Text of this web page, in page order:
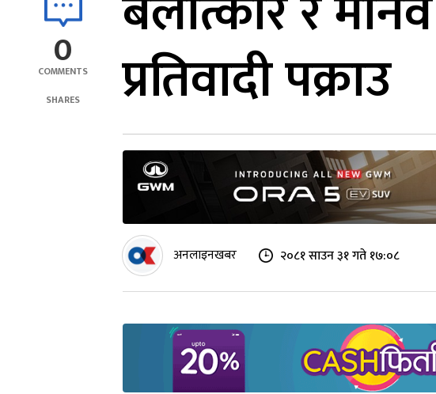
0
COMMENTS
SHARES
प्रतिवादी पक्राउ
अनलाइनखबर २०८१ साउन ३१ गते १७:०८